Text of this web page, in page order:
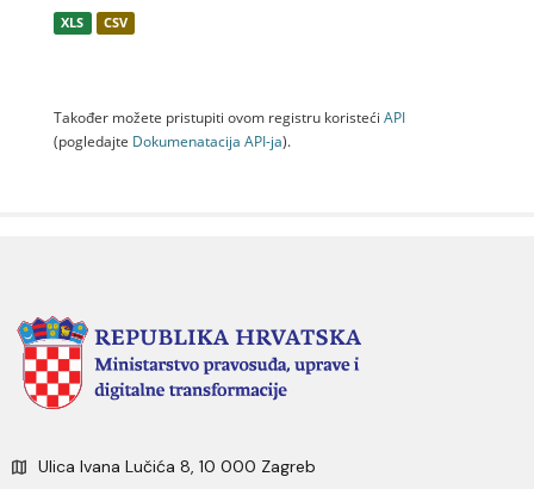
XLS CSV
Također možete pristupiti ovom registru koristeći API
(pogledajte Dokumenаtаcijа API-jа).